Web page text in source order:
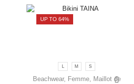
UP TO 64%
M S
Beachwear, Femme, Maillot de